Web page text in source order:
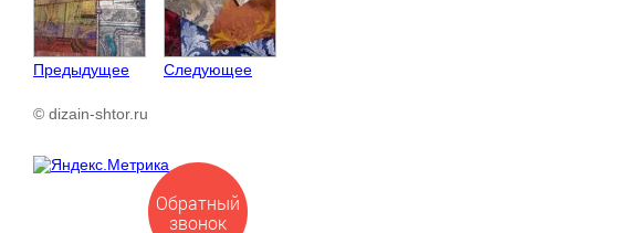
Предыдущее Следующее
© dizain-shtor.ru
Обратный
звонок